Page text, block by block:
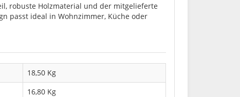
robuste Holzmaterial und der mitgelieferte
passt ideal in Wohnzimmer, Küche oder
18,50 Kg
16,80 Kg